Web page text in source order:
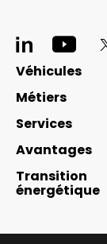
Pied
de
page
réseaux
sociaux
principale
footer
Véhicules
Métiers
Services
Avantages
Transition
énergétique